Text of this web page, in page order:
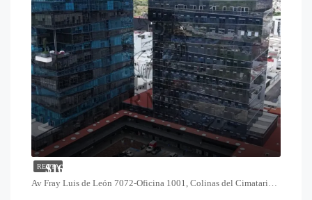
RENTA
$16,800
Av Fray Luis de León 7072-Oficina 1001, Colinas del Cimatario, 76090 Santiago de Querétaro, Qro.